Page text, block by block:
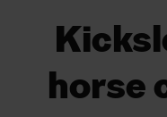
horse